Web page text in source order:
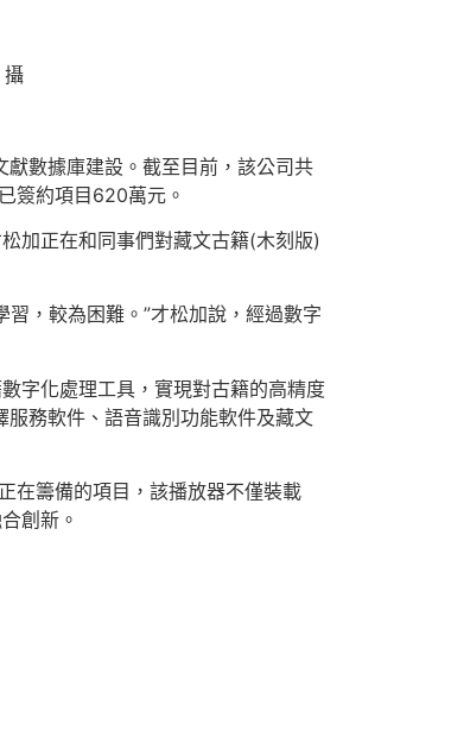
攝
數據庫建設。截至目前，該公司共
簽約項目620萬元。
加正在和同事們對藏文古籍(木刻版)
，較為困難。”才松加說，經過數字
字化處理工具，實現對古籍的高精度
務軟件、語音識別功能軟件及藏文
在籌備的項目，該播放器不僅裝載
創新。